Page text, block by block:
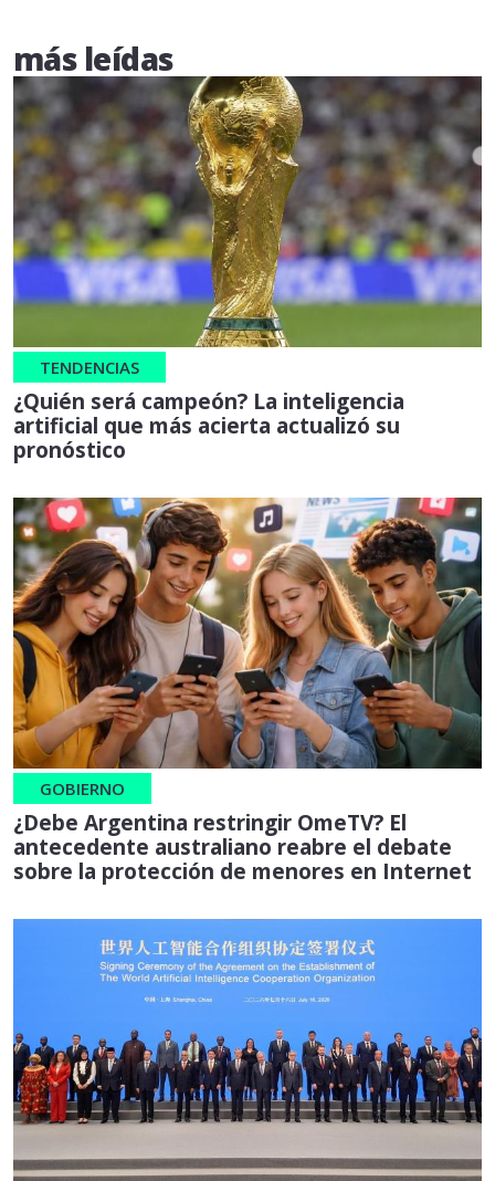
más leídas
TENDENCIAS
¿Quién será campeón? La inteligencia
artificial que más acierta actualizó su
pronóstico
GOBIERNO
¿Debe Argentina restringir OmeTV? El
antecedente australiano reabre el debate
sobre la protección de menores en Internet